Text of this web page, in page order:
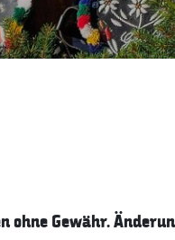
ohne Gewähr.